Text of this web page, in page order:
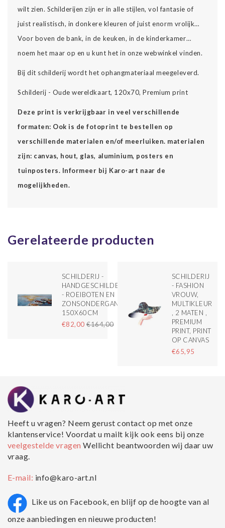
wilt zien. Schilderijen zijn er in alle stijlen, vol fantasie of
juist realistisch, in donkere kleuren of juist enorm vrolijk…
Voor boven de bank, in de keuken, in de kinderkamer…
noem het maar op en u kunt het in onze webwinkel vinden.
Bij dit schilderij wordt het ophangmateriaal meegeleverd.
Schilderij - Oude wereldkaart, 120x70, Premium print
Deze print is verkrijgbaar in veel verschillende
formaten: Ook is de fotoprint te bestellen op
verschillende materialen en/of meerluiken. materialen
zijn: canvas, hout, glas, aluminium, posters en
tuinposters. Informeer bij Karo-art naar de
mogelijkheden.
Gerelateerde producten
SCHILDERIJ -
HANDGESCHILDERD
- ROEIBOTEN EN
ZONSONDERGANG,
150X60CM
€82,00 €164,00
SCHILDERIJ
- FASHION
VROUW,
MULTIKLEUR
, 2 MATEN ,
PREMIUM
PRINT, PRINT
OP CANVAS
€65,95
Heeft u vragen? Neem gerust contact op met onze
klantenservice! Voordat u mailt kijk ook eens bij onze
veelgestelde vragenWellicht beantwoorden wij daar uw
vraag.
E-mail: info@karo-art.nl
Like us on Facebook, en blijf op de hoogte van al
onze aanbiedingen en nieuwe producten!